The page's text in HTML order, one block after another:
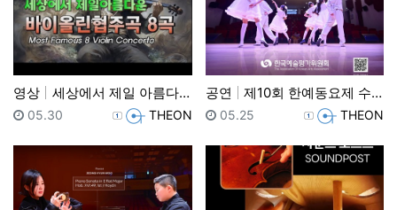
영상 세상에서 제일 아름다운 바이올린협주곡 8곡
등록자THEON
등록일
05.30
공연 제10회 한예동요제 수상자연주회&시상식
등록자 THEON
등록일
05.25